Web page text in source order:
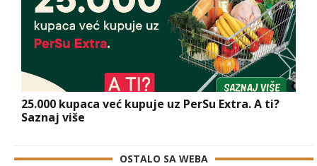
25.000 kupaca već kupuje uz PerSu Extra. A ti?
Saznaj više
OSTALO SA WEBA